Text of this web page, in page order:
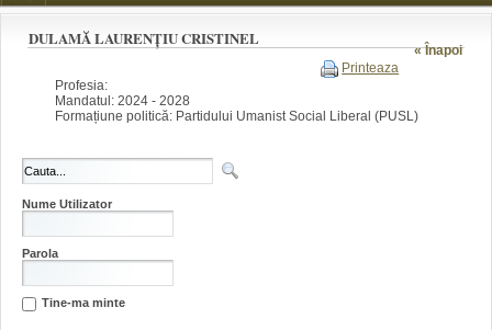
« Înapoi
DULAMĂ LAURENȚIU CRISTINEL
Printeaza
Profesia:
Mandatul: 2024 - 2028
Formațiune politică: Partidului Umanist Social Liberal (PUSL)
Nume Utilizator
Parola
Tine-ma minte